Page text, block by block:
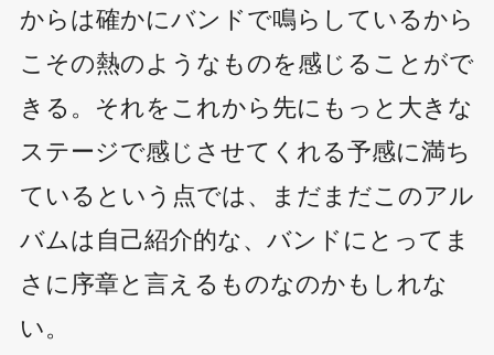
からは確かにバンドで鳴らしているから
こその熱のようなものを感じることがで
きる。それをこれから先にもっと大きな
ステージで感じさせてくれる予感に満ち
ているという点では、まだまだこのアル
バムは自己紹介的な、バンドにとってま
さに序章と言えるものなのかもしれな
い。